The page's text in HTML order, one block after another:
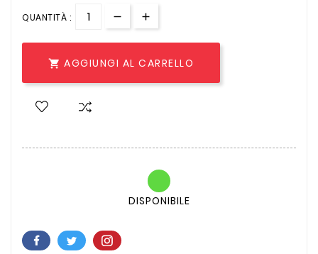
QUANTITÀ :
 AGGIUNGI AL CARRELLO
DISPONIBILE